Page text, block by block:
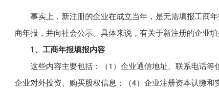
事实上，新注册的企业在成立当年，是无需填报工商
商年报，并向社会公示。具体来说，有关于新注册的企业
1、工商年报填报内容
这些内容主要包括：（1）企业通信地址、联系电话
企业对外投资、购买股权信息；（4）企业注册资本认缴